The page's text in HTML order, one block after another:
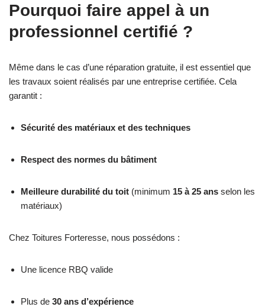
Pourquoi faire appel à un
professionnel certifié ?
Même dans le cas d’une réparation gratuite, il est essentiel que
les travaux soient réalisés par une entreprise certifiée. Cela
garantit :
Sécurité des matériaux et des techniques
Respect des normes du bâtiment
Meilleure durabilité du toit (minimum 15 à 25 ans selon les
matériaux)
Chez Toitures Forteresse, nous possédons :
Une licence RBQ valide
Plus de 30 ans d’expérience